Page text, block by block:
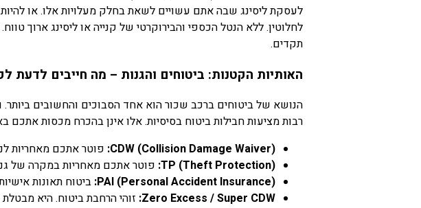
לעסקת ליסינג שבה אתם עשויים לשאת בחלק מעלויות אלו. או
לחלוטין. ללא הנטל הכספי והבירוקרטי של קנייה או ליסינג ארוך
תקדים.
האותיות הקטנות: ביטוחים והגנות – מה חייבים לדעת
הנושא של ביטוחים ברכב שכור הוא אחד הסבוכים והחשובים
רבות מציעות חבילות ביטוח בסיסיות. אלו אינן בהכרח מכסות
CDW (Collision Damage Waiver): פוטר אתכם מאחריות
TP (Theft Protection): פוטר אתכם מאחריות במקרה של
PAI (Personal Accident Insurance): ביטוח תאונות
Zero Excess / Super CDW: זוהי הרחבת ביטוח. היא